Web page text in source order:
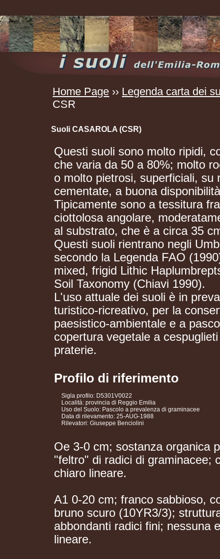
Home Page ›› Legenda carta dei
CSR
Suoli CASAROLA (CSR)
Questi suoli sono molto ripidi,
che varia da 50 a 80%; molto
o molto pietrosi, superficiali, su
cementate, a buona
Tipicamente sono a tessitura
ciottolosa angolare,
al substrato, che è a circa 35
Questi suoli rientrano negli
secondo la Legenda FAO
mixed, frigid Lithic
Soil Taxonomy (Chiavi 1990).
L'uso attuale dei suoli è in
turistico-ricreativo, per la
paesistico-ambientale e a
copertura vegetale a
praterie.
Profilo di riferimento
Sigla profilo: D5301V0022
Località: provincia di Reggio Emilia
Uso del Suolo: Pascolo a prevalenza di graminacee
Data di rilevamento: 25-AUG-1988
Rilevatori: Giuseppe Benciolini
Oe 3-0 cm; sostanza organica
"feltro" di radici di graminacee;
chiaro lineare.
A1 0-20 cm; franco sabbioso,
bruno scuro (10YR3/3);
abbondanti radici fini; nessuna
lineare.